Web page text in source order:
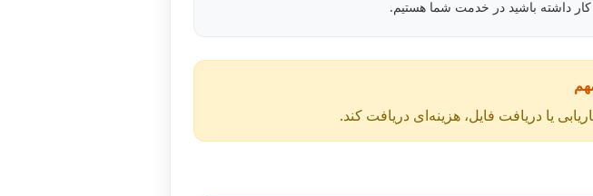
داشته باشید در خدمت شما هستیم.
یا دریافت فایل، هزینه‌ای دریافت کند.